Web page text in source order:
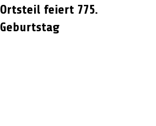
Ortsteil feiert 775.
Geburtstag